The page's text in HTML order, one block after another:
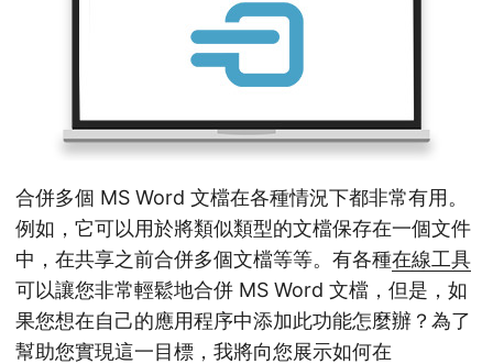
合併多個 MS Word 文檔在各種情況下都非常有用。
例如，它可以用於將類似類型的文檔保存在一個文件
中，在共享之前合併多個文檔等等。有各種在線工具
可以讓您非常輕鬆地合併 MS Word 文檔，但是，如
果您想在自己的應用程序中添加此功能怎麼辦？為了
幫助您實現這一目標，我將向您展示如何在